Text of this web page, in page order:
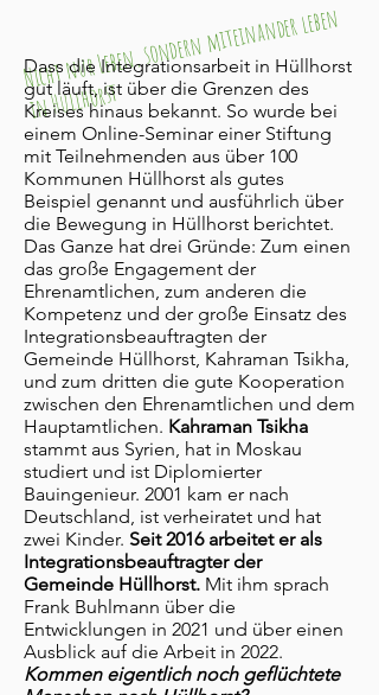
Nicht nur Leben, sondern
miteinander leben
in Hüllhorst
Dass die Integrationsarbeit in Hüllhorst
gut läuft, ist über die Grenzen des
Kreises hinaus bekannt. So wurde bei
einem Online-Seminar einer Stiftung
mit Teilnehmenden aus über 100
Kommunen Hüllhorst als gutes
Beispiel genannt und ausführlich über
die Bewegung in Hüllhorst berichtet.
Das Ganze hat drei Gründe: Zum einen
das große Engagement der
Ehrenamtlichen, zum anderen die
Kompetenz und der große Einsatz des
Integrationsbeauftragten der
Gemeinde Hüllhorst, Kahraman Tsikha,
und zum dritten die gute Kooperation
zwischen den Ehrenamtlichen und dem
Hauptamtlichen. Kahraman Tsikha
stammt aus Syrien, hat in Moskau
studiert und ist Diplomierter
Bauingenieur. 2001 kam er nach
Deutschland, ist verheiratet und hat
zwei Kinder. Seit 2016 arbeitet er als
Integrationsbeauftragter der
Gemeinde Hüllhorst. Mit ihm sprach
Frank Buhlmann über die
Entwicklungen in 2021 und über einen
Ausblick auf die Arbeit in 2022.
Kommen eigentlich noch geflüchtete